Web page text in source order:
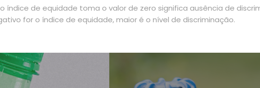
índice de equidade toma o valor de zero significa ausência de
for o índice de equidade, maior é o nível de discriminação.